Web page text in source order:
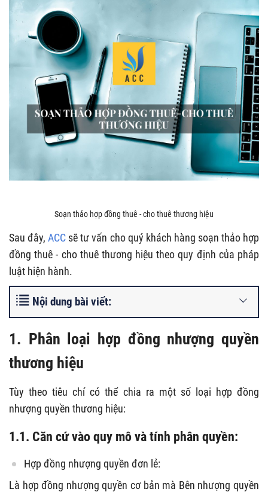
Soạn thảo hợp đồng thuê - cho thuê thương hiệu
Sau đây, ACC sẽ tư vấn cho quý khách hàng soạn thảo hợp
đồng thuê - cho thuê thương hiệu theo quy định của pháp
luật hiện hành.
Nội dung bài viết:
1. Phân loại hợp đồng nhượng quyền
thương hiệu
Tùy theo tiêu chí có thể chia ra một số loại hợp đồng
nhượng quyền thương hiệu:
1.1. Căn cứ vào quy mô và tính phân quyền:
Hợp đồng nhượng quyền đơn lẻ:
Là hợp đồng nhượng quyền cơ bản mà Bên nhượng quyền